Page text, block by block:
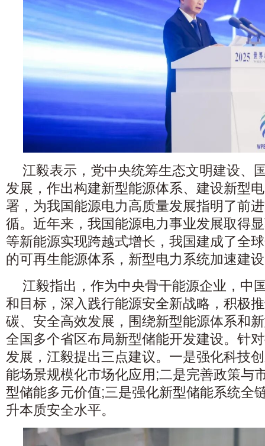
江毅表示，党中央统筹生态文明建设、
发展，作出构建新型能源体系、建设新型
署，为我国能源电力高质量发展指明了前
循。近年来，我国能源电力事业发展取得
等新能源实现跨越式增长，我国建成了全
的可再生能源体系，新型电力系统加速建
江毅指出，作为中央骨干能源企业，中
和目标，深入践行能源安全新战略，积极
碳、安全高效发展，围绕新型能源体系和
全国多个省区布局新型储能开发建设。针
发展，江毅提出三点建议。一是强化科技
能场景规模化市场化应用;二是完善政策与
型储能多元价值;三是强化新型储能系统全
升本质安全水平。